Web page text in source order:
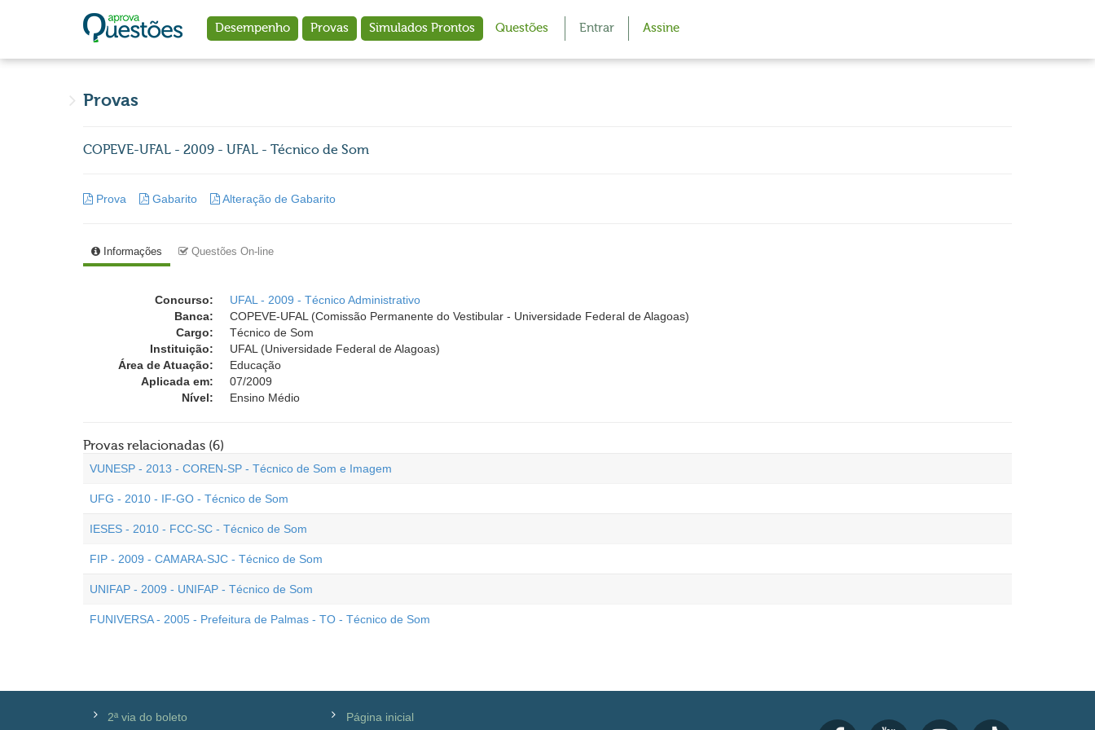
Desempenho Provas Simulados Prontos Questões Entrar Assine
Provas
COPEVE-UFAL - 2009 - UFAL - Técnico de Som
Prova Gabarito Alteração de Gabarito
Informações Questões On-line
Concurso:
UFAL - 2009 - Técnico Administrativo
Banca:
COPEVE-UFAL (Comissão Permanente do Vestibular - Universidade Federal de Alagoas)
Cargo:
Técnico de Som
Instituição:
UFAL (Universidade Federal de Alagoas)
Área de Atuação:
Educação
Aplicada em:
07/2009
Nível:
Ensino Médio
Provas relacionadas (6)
VUNESP - 2013 - COREN-SP - Técnico de Som e Imagem
UFG - 2010 - IF-GO - Técnico de Som
IESES - 2010 - FCC-SC - Técnico de Som
FIP - 2009 - CAMARA-SJC - Técnico de Som
UNIFAP - 2009 - UNIFAP - Técnico de Som
FUNIVERSA - 2005 - Prefeitura de Palmas - TO - Técnico de Som
2ª via do boleto Página inicial